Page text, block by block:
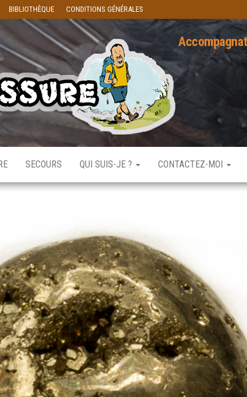
BIBLIOTHÈQUE CONDITIONS GÉNÉRALES
Venez randonner
SECOURS QUI SUIS-JE ? CONTACTEZ-MOI